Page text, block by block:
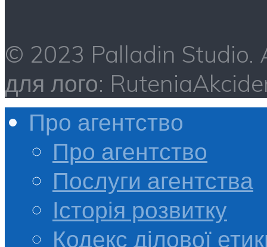
© 2023 Palladin
для лого:
Про агентство
Про агентство
Послуги агентства
Історія розвитку
Кодекс ділової